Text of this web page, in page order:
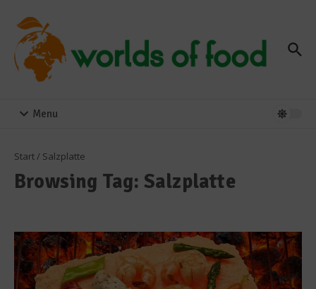
Menu
Start/ Salzplatte
Browsing Tag: Salzplatte